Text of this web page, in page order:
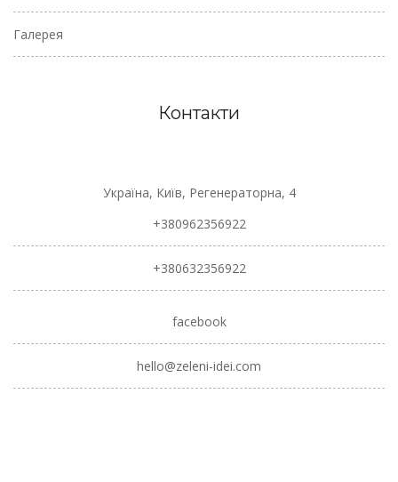
Галерея
Контакти
Україна, Київ, Регенераторна, 4
+380962356922
+380632356922
facebook
hello@zeleni-idei.com